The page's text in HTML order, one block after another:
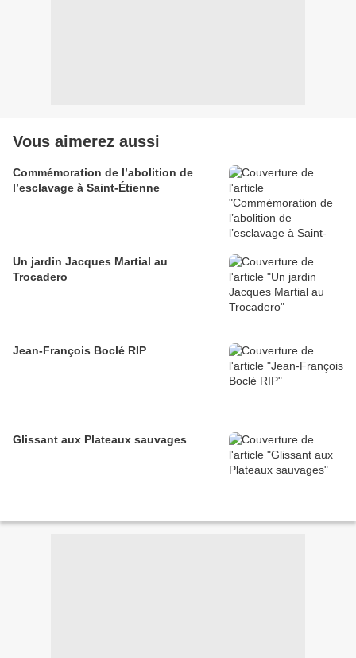
Vous aimerez aussi
Commémoration de l’abolition de
l’esclavage à Saint-Étienne
Un jardin Jacques Martial au
Trocadero
Jean-François Boclé RIP
Glissant aux Plateaux sauvages